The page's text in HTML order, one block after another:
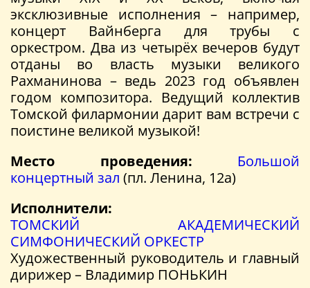
эксклюзивные исполнения – например,
концерт Вайнберга для трубы с
оркестром. Два из четырёх вечеров будут
отданы во власть музыки великого
Рахманинова – ведь 2023 год объявлен
годом композитора. Ведущий коллектив
Томской филармонии дарит вам встречи с
поистине великой музыкой!
Место проведения:
Большой
концертный зал (пл. Ленина, 12а)
Исполнители:
ТОМСКИЙ АКАДЕМИЧЕСКИЙ
СИМФОНИЧЕСКИЙ ОРКЕСТР
Художественный руководитель и главный
дирижер – Владимир ПОНЬКИН